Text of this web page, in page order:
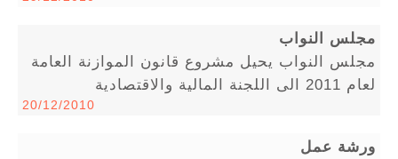
مجلس النواب
مجلس النواب يحيل مشروع قانون الموازنة العامة
لعام 2011 الى اللجنة المالية والاقتصادية
20/12/2010
ورشة عمل